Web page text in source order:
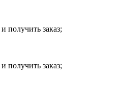
получить заказ;
получить заказ;